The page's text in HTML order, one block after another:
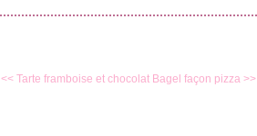
<< Tarte framboise et chocolat Bagel façon pizza >>